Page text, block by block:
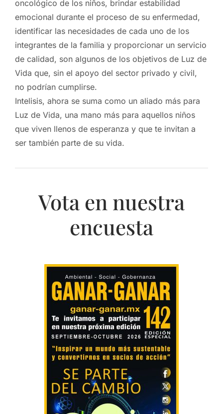
oncológico de los niños, brindar estabilidad
emocional durante el proceso de su enfermedad,
identificar las necesidades de cada uno de los
integrantes de la familia y proporcionar un servicio
de calidad, son algunos de los objetivos de Luz de
Vida que, sin el apoyo del sector privado y civil,
no podrían cumplirse.
Intelisis, ahora se suma como un aliado más para
Luz de Vida, una mano más para aquellos niños
que viven llenos de esperanza y que te invitan a
ser también parte de su vida.
Vota en nuestra
encuesta